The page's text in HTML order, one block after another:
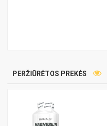
PERŽIŪRĖTOS PREKĖS